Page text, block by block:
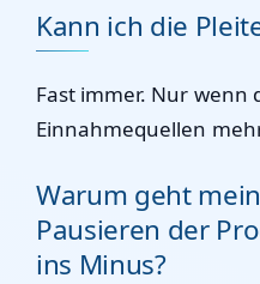
Kann ich die
Fast immer. Nur wenn
Einnahmequellen
Warum geht
Pausieren der
ins Minus?